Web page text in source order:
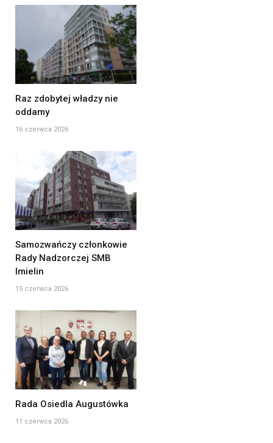
Raz zdobytej władzy nie
oddamy
16 czerwca 2026
Samozwańczy członkowie
Rady Nadzorczej SMB
Imielin
15 czerwca 2026
Rada Osiedla Augustówka
11 czerwca 2026